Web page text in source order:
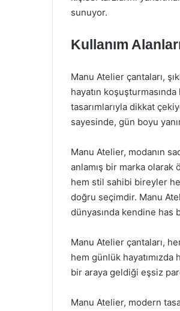
sunuyor.
Kullanım
Manu Atelier çantaları,
hayatın
tasarımlarıyla dikkat
sayesinde, gün boyu
Manu Atelier, modanın
anlamış bir marka olarak
hem stil sahibi bireyler
doğru seçimdir. Manu
dünyasında kendine has
Manu Atelier çantaları,
hem günlük
bir araya geldiği eşsiz
Manu Atelier, modern